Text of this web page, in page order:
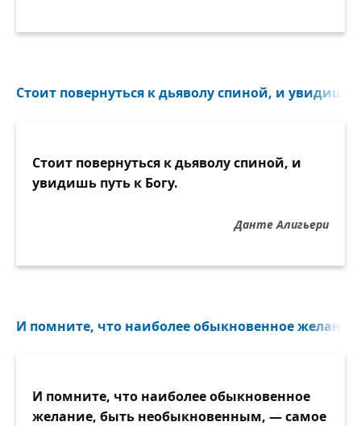
Стоит повернуться к дьяволу спиной, и увидишь
Стоит повернуться к дьяволу спиной, и
увидишь путь к Богу.
Данте Алигьери
И помните, что наиболее обыкновенное
И помните, что наиболее обыкновенное
желание, быть необыкновенным, — самое